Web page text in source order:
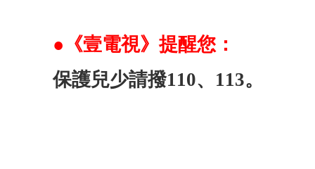
●《壹電視》提醒您：
保護兒少請撥110、113。